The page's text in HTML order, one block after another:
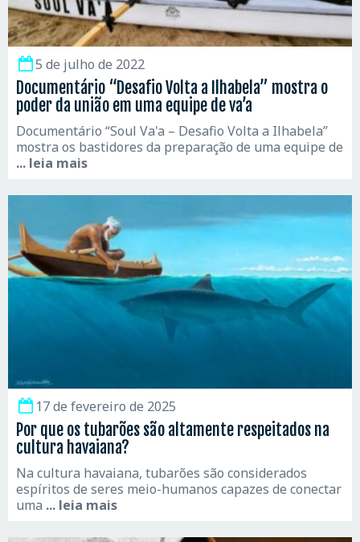
5 de julho de 2022
Documentário “Desafio Volta a Ilhabela” mostra o
poder da união em uma equipe de va’a
Documentário “Soul Va'a – Desafio Volta a Ilhabela”
mostra os bastidores da preparação de uma equipe de
... leia mais
17 de fevereiro de 2025
Por que os tubarões são altamente respeitados na
cultura havaiana?
Na cultura havaiana, tubarões são considerados
espíritos de seres meio-humanos capazes de conectar
uma ... leia mais